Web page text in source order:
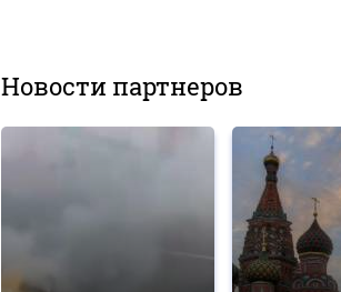
Новости партнеров